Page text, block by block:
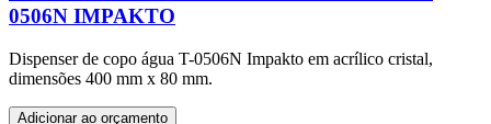
0506N IMPAKTO
Dispenser de copo água T-0506N Impakto em acrílico cristal,
dimensões 400 mm x 80 mm.
Adicionar ao orçamento